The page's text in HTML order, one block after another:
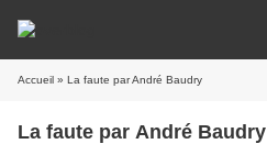
Accueil » La faute par André Baudry
La faute par André Baudry